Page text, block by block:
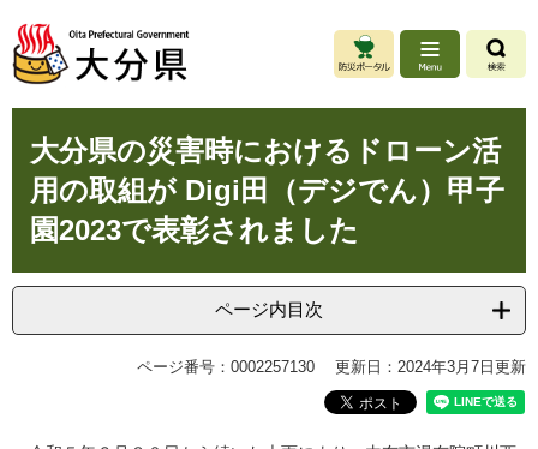
ジ
先
ュ
を
へ
大分県の災害時におけるドローン活
用の取組が Digi田（デジでん）甲子
園2023で表彰されました
ページ内目次
ページ番号：0002257130 更新日：2024年3月7日更新